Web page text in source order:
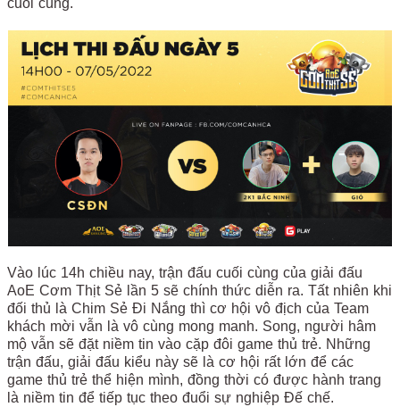
Vào lúc 14h chiều nay, trận đấu cuối cùng của giải đấu
AoE Cơm Thịt Sẻ lần 5 sẽ chính thức diễn ra. Tất nhiên khi
đối thủ là Chim Sẻ Đi Nắng thì cơ hội vô địch của Team
khách mời vẫn là vô cùng mong manh. Song, người hâm
mộ vẫn sẽ đặt niềm tin vào cặp đôi game thủ trẻ. Những
trận đấu, giải đấu kiểu này sẽ là cơ hội rất lớn để các
game thủ trẻ thể hiện mình, đồng thời có được hành trang
là niềm tin để tiếp tục theo đuổi sự nghiệp Đế chế.